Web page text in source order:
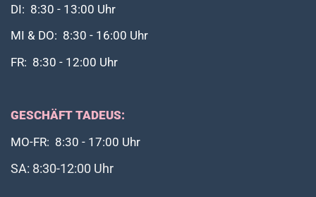
DI: 8:30 - 13:00 Uhr
MI & DO: 8:30 - 16:00 Uhr
FR: 8:30 - 12:00 Uhr
GESCHÄFT TADEUS:
MO-FR: 8:30 - 17:00 Uhr
SA: 8:30-12:00 Uhr